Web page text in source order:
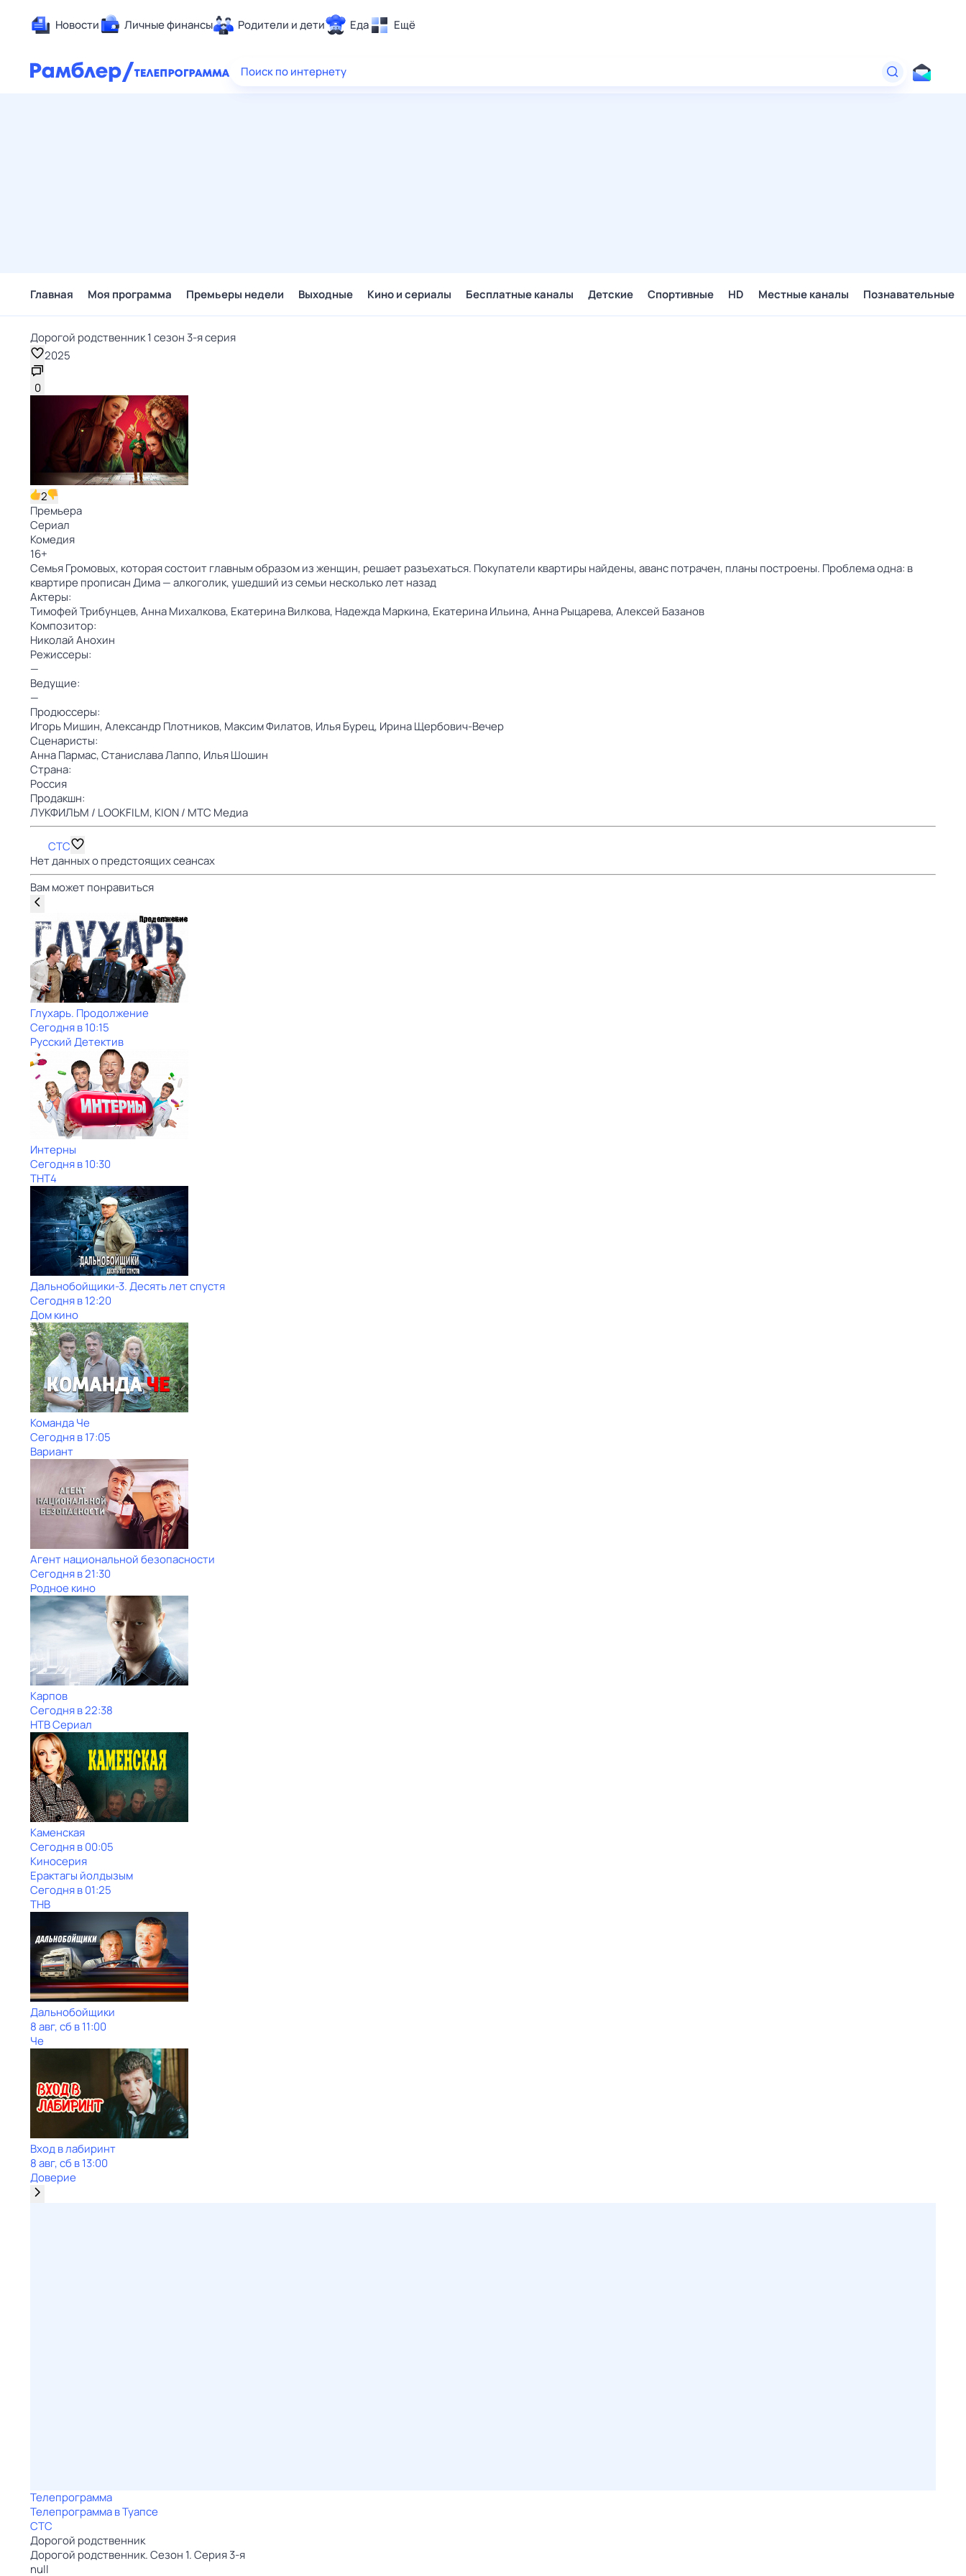
Новости Личные финансы Родители и дети Еда Ещё
Здоровье
Поиск по интернету
Главная Моя программа Премьеры недели Выходные Кино и сериалы Бесплатные каналы Детские Спортивные HD Местные каналы Познавательные
Дорогой родственник 1 сезон 3-я серия
2025
0
2
Премьера
Сериал
Комедия
16+
Семья Громовых, которая состоит главным образом из женщин, решает разъехаться. Покупатели квартиры найдены, аванс потрачен, планы построены. Проблема одна: в
квартире прописан Дима — алкоголик, ушедший из семьи несколько лет назад
Актеры:
Тимофей Трибунцев,Анна Михалкова, Екатерина Вилкова, Надежда Маркина, Екатерина Ильина,Анна Рыцарева,Алексей Базанов
Композитор:
Николай Анохин
Режиссеры:
—
Ведущие:
—
Продюссеры:
Игорь Мишин,Александр Плотников, Максим Филатов, Илья Бурец, Ирина Щербович-Вечер
Сценаристы:
Анна Пармас,Станислава Лаппо, Илья Шошин
Страна:
Россия
Продакшн:
ЛУКФИЛЬМ / LOOKFILM, KION / МТС Медиа
СТС
Нет данных о предстоящих сеансах
Вам может понравиться
Глухарь. Продолжение
Сегодня в 10:15
Русский Детектив
Интерны
Сегодня в 10:30
ТНТ4
Дальнобойщики-3. Десять лет спустя
Сегодня в 12:20
Дом кино
Команда Че
Сегодня в 17:05
Вариант
Агент национальной безопасности
Сегодня в 21:30
Родное кино
Карпов
Сегодня в 22:38
НТВ Сериал
Каменская
Сегодня в 00:05
Киносерия
Ерактагы йолдызым
Сегодня в 01:25
ТНВ
Дальнобойщики
8 авг, сб в 11:00
Че
Вход в лабиринт
8 авг, сб в 13:00
Доверие
Телепрограмма
Телепрограмма в Туапсе
СТС
Дорогой родственник
Дорогой родственник. Сезон 1. Серия 3-я
null